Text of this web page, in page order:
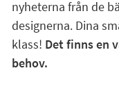
nyheterna från de
designerna. Dina
klass! Det finns en
behov.